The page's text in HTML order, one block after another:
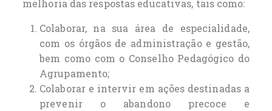
melhoria das respostas educativas, tais como:
Colaborar, na sua área de especialidade,
com os órgãos de administração e gestão,
bem como com o Conselho Pedagógico do
Agrupamento;
Colaborar e intervir em ações destinadas a
prevenir o abandono precoce e